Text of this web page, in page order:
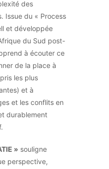
des
Issue du « Process
et développée
du Sud post-
à écouter ce
de la place à
les plus
et à
et les conflits en
durablement
» souligne
perspective,